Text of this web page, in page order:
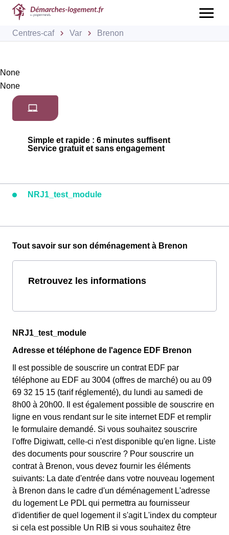
Centres-caf Var Brenon
None
None
Simple et rapide : 6 minutes suffisent
Service gratuit et sans engagement
NRJ1_test_module
Tout savoir sur son déménagement à Brenon
Retrouvez les informations
NRJ1_test_module
Adresse et téléphone de l'agence EDF Brenon
Il est possible de souscrire un contrat EDF par
téléphone au EDF au 3004 (offres de marché) ou au 09
69 32 15 15 (tarif réglementé), du lundi au samedi de
8h00 à 20h00. Il est également possible de souscrire en
ligne en vous rendant sur le site internet EDF et remplir
le formulaire demandé. Si vous souhaitez souscrire
l'offre Digiwatt, celle-ci n'est disponible qu'en ligne. Liste
des documents pour souscrire ? Pour souscrire un
contrat à Brenon, vous devez fournir les éléments
suivants: La date d'entrée dans votre nouveau logement
à Brenon dans le cadre d'un déménagement L'adresse
du logement Le PDL qui permettra au fournisseur
d'identifier de quel logement il s'agit L'index du compteur
si cela est possible Un RIB si vous souhaitez être